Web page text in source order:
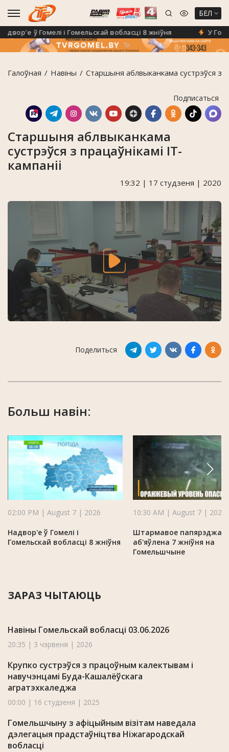
БЕЛ
ў Гомелі і Гомельскай вобласці 8 жніўня У
Галоўная Навiны Старшыня аблвыканкама сустрэўся з
Подписаться
Старшыня аблвыканкама
сустрэўся з працаўнікамі ІТ-
кампаніі
19:32 | 17 студзеня | 2020
Поделиться
Больш навін:
02:00 PM | August 7 | 2026
Надвор'е ў Гомелі і
Гомельскай вобласці 8 жніўня
10:30 AM | August 7 | 2026
Штармавое
аб'яўлена 7 жніўня на
Гомельшчыне
ЗАРАЗ ЧЫТАЮЦЬ
Навіны Гомельскай вобласці 03.06.2026
20:35 | 3 чэрвеня | 2026
Крупко сустрэўся з працоўным калектывам і
навучэнцамі Буда-Кашалёўскага
агратэхкаледжа
00:00 | 16 студзеня | 2025
Гомельшчыну з афіцыйным візітам наведала
дэлегацыя прадстаўніцтва Ніжагародскай
вобласці